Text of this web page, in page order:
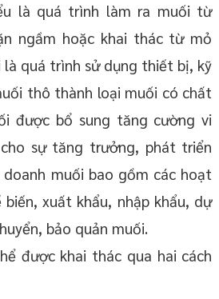
là quá trình làm ra muối từ
ngầm hoặc khai thác từ mỏ
là quá trình sử dụng thiết bị, kỹ
thô thành loại muối có chất
được bổ sung tăng cường vi
sự tăng trưởng, phát triển
doanh muối bao gồm các hoạt
xuất khẩu, nhập khẩu, dự
bảo quản muối.
được khai thác qua hai cách